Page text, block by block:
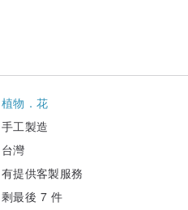
植物．花
手工製造
台灣
有提供客製服務
剩最後 7 件